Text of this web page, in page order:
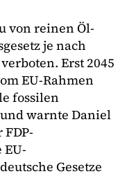
von reinen Öl-
je nach
Erst 2045
EU-Rahmen
fossilen
warnte Daniel
Gesetze